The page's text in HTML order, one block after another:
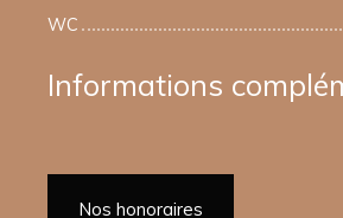
WC
Informations
Nos honoraires